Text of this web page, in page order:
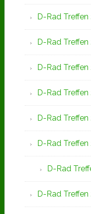
D-Rad Treffen
D-Rad Treffen
D-Rad Treffen
D-Rad Treffen
D-Rad Treffen
D-Rad Treffen
D-Rad
D-Rad Treffen